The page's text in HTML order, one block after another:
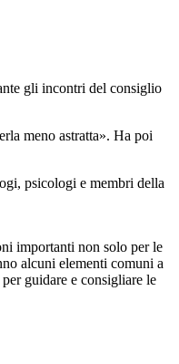
gli incontri del consiglio
meno astratta». Ha poi
psicologi e membri della
importanti non solo per le
alcuni elementi comuni a
guidare e consigliare le